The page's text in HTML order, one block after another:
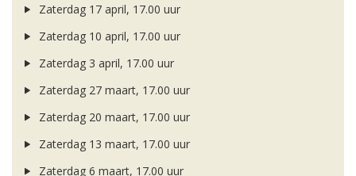
Zaterdag 17 april, 17.00 uur
Zaterdag 10 april, 17.00 uur
Zaterdag 3 april, 17.00 uur
Zaterdag 27 maart, 17.00 uur
Zaterdag 20 maart, 17.00 uur
Zaterdag 13 maart, 17.00 uur
Zaterdag 6 maart, 17.00 uur